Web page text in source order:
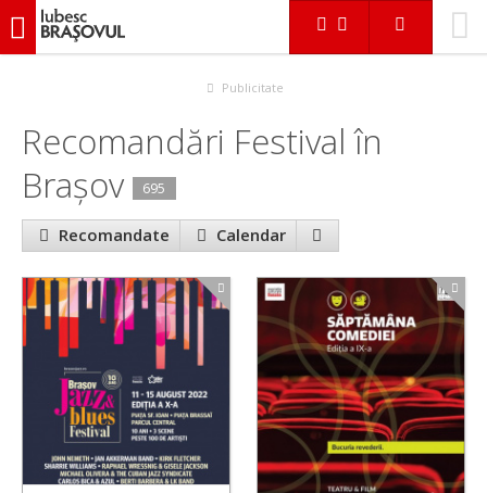
iubescbraşovul.ro
Publicitate
Recomandări Festival în
Braşov 695
Recomandate Calendar